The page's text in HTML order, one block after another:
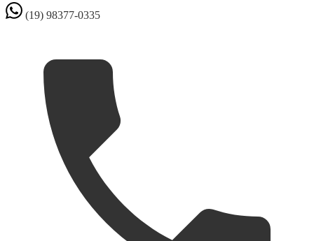
(19) 98377-0335